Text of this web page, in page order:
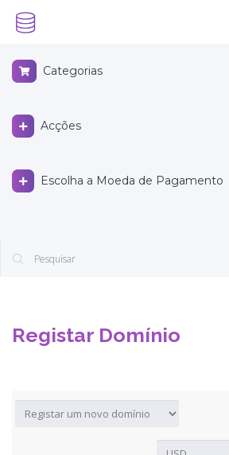
Categorias
Acções
Escolha a Moeda de Pagamento
Registar Domínio